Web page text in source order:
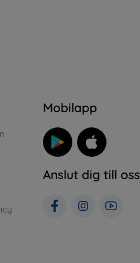
Mobilapp
Anslut dig till oss